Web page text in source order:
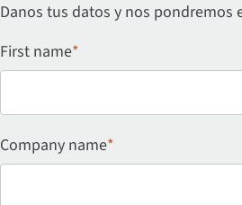
Danos tus datos y nos pondremos
First name*
Company name*